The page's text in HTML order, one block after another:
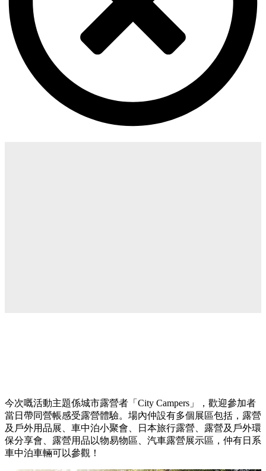
今次嘅活動主題係城市露營者「City Campers」，歡迎參加者
當日帶同營帳感受露營體驗。場內仲設有多個展區包括，露營
及戶外用品展、車中泊小聚會、日本旅行露營、露營及戶外環
保分享會、露營用品以物易物區、汽車露營展示區，仲有日系
車中泊車輛可以參觀！